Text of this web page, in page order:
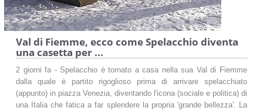
Val di Fiemme, ecco come Spelacchio diventa
una casetta per ...
2 giorni fa - Spelacchio è tornato a casa nella sua Val di Fiemme
dalla quale è partito rigoglioso prima di arrivare spelacchiato
(appunto) in piazza Venezia, diventando l'icona (sociale e politica) di
una Italia che fatica a far splendere la propria 'grande bellezza'. La